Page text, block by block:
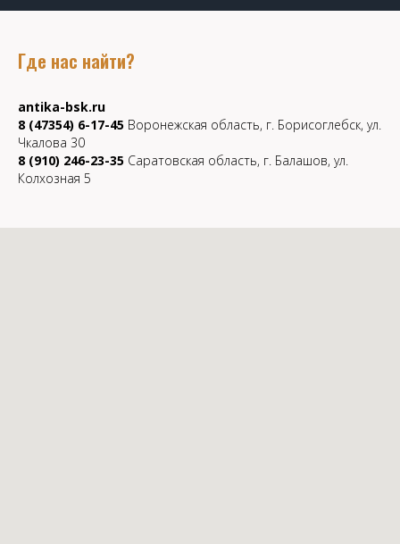
Где нас найти?
antika-bsk.ru
8 (47354) 6-17-45 Воронежская область, г. Борисоглебск, ул.
Чкалова 30
8 (910) 246-23-35 Саратовская область, г. Балашов, ул.
Колхозная 5